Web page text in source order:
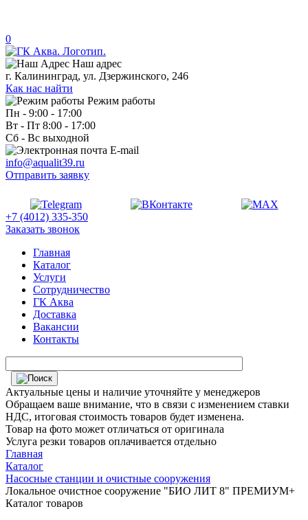
0
Наш адрес
г. Калининград, ул. Дзержинского, 246
Как нас найти
Режим работы
Пн - 9:00 - 17:00
Вт - Пт 8:00 - 17:00
Сб - Вс выходной
E-mail
info@aqualit39.ru
Отправить заявку
+7 (4012) 335-350
Заказать звонок
Главная
Каталог
Услуги
Сотрудничество
ГК Аква
Доставка
Вакансии
Контакты
Актуальные цены и наличие уточняйте у менеджеров
Обращаем ваше внимание, что в связи с изменением ставки
НДС, итоговая стоимость товаров будет изменена.
Товар на фото может отличаться от оригинала
Услуга резки товаров оплачивается отдельно
Главная
Каталог
Насосные станции и очистные сооружения
Локальное очистное сооружение "БИО ЛИТ 8" ПРЕМИУМ+
Каталог товаров